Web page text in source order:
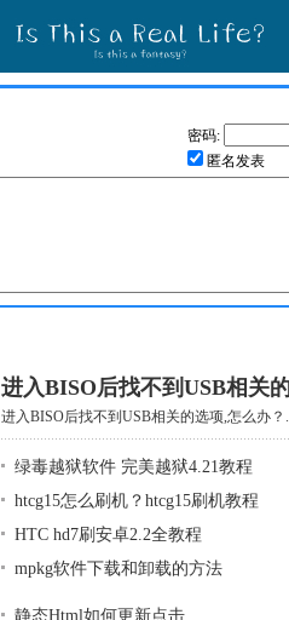
密码:
匿名发表
进入BISO后找不到USB相关
进入BISO后找不到USB相关的选项,怎么办？
绿毒越狱软件 完美越狱4.21教程
htcg15怎么刷机？htcg15刷机教程
HTC hd7刷安卓2.2全教程
mpkg软件下载和卸载的方法
静态Html如何更新点击